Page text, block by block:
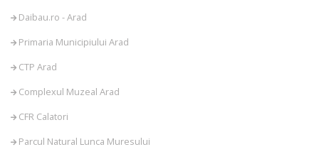
Daibau.ro - Arad
Primaria Municipiului Arad
CTP Arad
Complexul Muzeal Arad
CFR Calatori
Parcul Natural Lunca Muresului